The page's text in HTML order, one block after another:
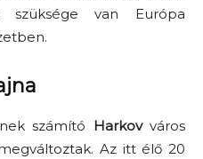
szüksége van Európa
számító Harkovváros
Az itt élő 20